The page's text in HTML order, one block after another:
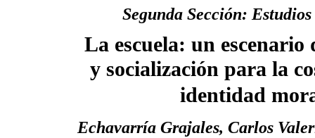
Segunda Sección:
La escuela: un escenario
y socialización para la
identidad
Echavarría Grajales, Carlos